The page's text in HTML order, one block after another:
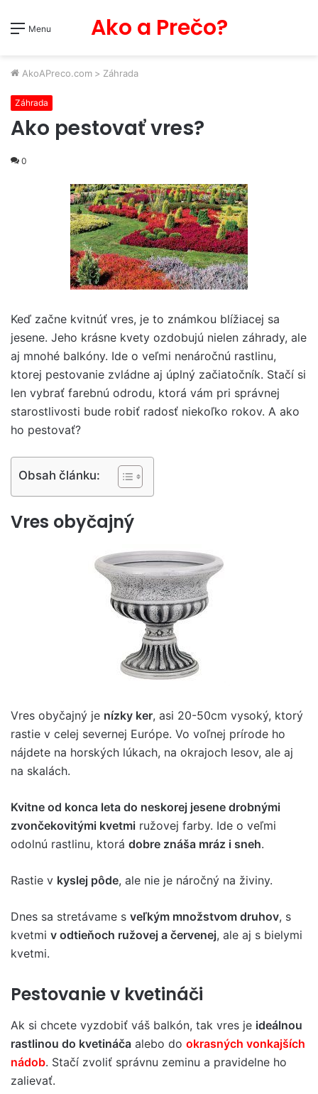
Menu Ako a Prečo?
AkoAPreco.com > Záhrada
Záhrada
Ako pestovať vres?
0
Keď začne kvitnúť vres, je to známkou blížiacej sa
jesene. Jeho krásne kvety ozdobujú nielen záhrady, ale
aj mnohé balkóny. Ide o veľmi nenáročnú rastlinu,
ktorej pestovanie zvládne aj úplný začiatočník. Stačí si
len vybrať farebnú odrodu, ktorá vám pri správnej
starostlivosti bude robiť radosť niekoľko rokov. A ako
ho pestovať?
Obsah článku:
Vres obyčajný
Vres obyčajný je nízky ker, asi 20-50cm vysoký, ktorý
rastie v celej severnej Európe. Vo voľnej prírode ho
nájdete na horských lúkach, na okrajoch lesov, ale aj
na skalách.
Kvitne od konca leta do neskorej jesene drobnými
zvončekovitými kvetmi ružovej farby. Ide o veľmi
odolnú rastlinu, ktorá dobre znáša mráz i sneh.
Rastie v kyslej pôde, ale nie je náročný na živiny.
Dnes sa stretávame s veľkým množstvom druhov, s
kvetmi v odtieňoch ružovej a červenej, ale aj s bielymi
kvetmi.
Pestovanie v kvetináči
Ak si chcete vyzdobiť váš balkón, tak vres je ideálnou
rastlinou do kvetináča alebo do okrasných vonkajších
nádob. Stačí zvoliť správnu zeminu a pravidelne ho
zalievať.